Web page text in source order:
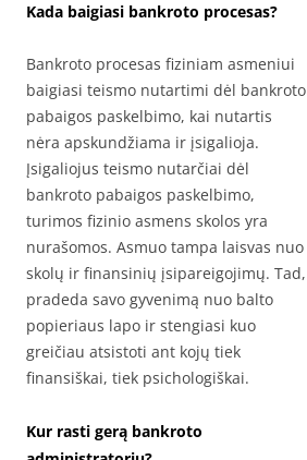
Kada baigiasi bankroto procesas?
Bankroto procesas fiziniam asmeniui
baigiasi teismo nutartimi dėl bankroto
pabaigos paskelbimo, kai nutartis
nėra apskundžiama ir įsigalioja.
Įsigaliojus teismo nutarčiai dėl
bankroto pabaigos paskelbimo,
turimos fizinio asmens skolos yra
nurašomos. Asmuo tampa laisvas nuo
skolų ir finansinių įsipareigojimų. Tad,
pradeda savo gyvenimą nuo balto
popieriaus lapo ir stengiasi kuo
greičiau atsistoti ant kojų tiek
finansiškai, tiek psichologiškai.
Kur rasti gerą bankroto